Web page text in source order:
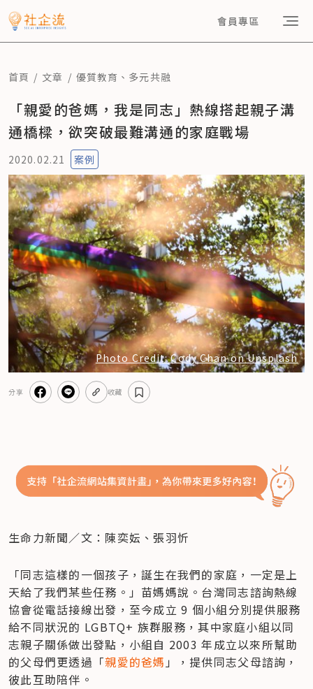
會員專區
首頁 文章 優質教育 、 多元共融
「親愛的爸媽，我是同志」熱線搭起親子溝
通橋樑，欲突破最難溝通的家庭戰場
2020.02.21 案例
Photo Credit: Cody Chan on Unsplash
分享 收藏
生命力新聞／文：陳奕妘、張羽忻
「同志這樣的一個孩子，誕生在我們的家庭，一定是上
天給了我們某些任務。」苗媽媽說。台灣同志諮詢熱線
協會從電話接線出發，至今成立 9 個小組分別提供服務
給不同狀況的 LGBTQ+ 族群服務，其中家庭小組以同
志親子關係做出發點，小組自 2003 年成立以來所幫助
的父母們更透過「親愛的爸媽 」，提供同志父母諮詢，
彼此互助陪伴。